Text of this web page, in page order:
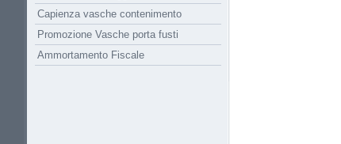
Capienza vasche contenimento
Promozione Vasche porta fusti
Ammortamento Fiscale